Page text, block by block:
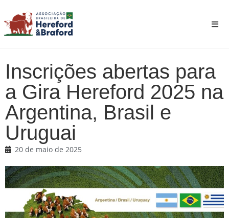
Inscrições abertas para
a Gira Hereford 2025 na
Argentina, Brasil e
Uruguai
20 de maio de 2025